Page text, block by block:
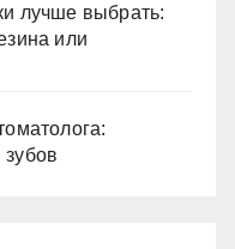
лучше выбрать:
или